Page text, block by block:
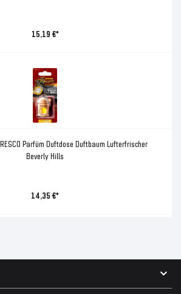
15,19 €*
Parfüm Duftdose Duftbaum Lufterfrischer
Beverly Hills
14,35 €*